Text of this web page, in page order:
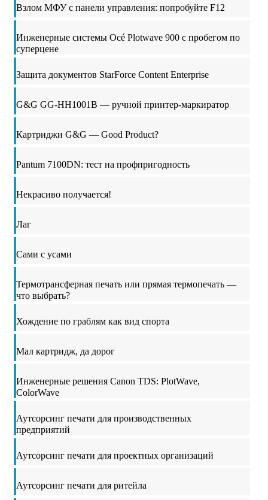
Взлом МФУ с панели управления: попробуйте F12
Инженерные системы Océ Plotwave 900 с пробегом по
суперцене
Защита документов StarForce Content Enterprise
G&G GG-HH1001B — ручной принтер-маркиратор
Картриджи G&G — Good Product?
Pantum 7100DN: тест на профпригодность
Некрасиво получается!
Лаг
Сами с усами
Термотрансферная печать или прямая термопечать —
что выбрать?
Хождение по граблям как вид спорта
Мал картридж, да дорог
Инженерные решения Canon TDS: PlotWave,
ColorWave
Аутсорсинг печати для производственных
предприятий
Аутсорсинг печати для проектных организаций
Аутсорсинг печати для ритейла